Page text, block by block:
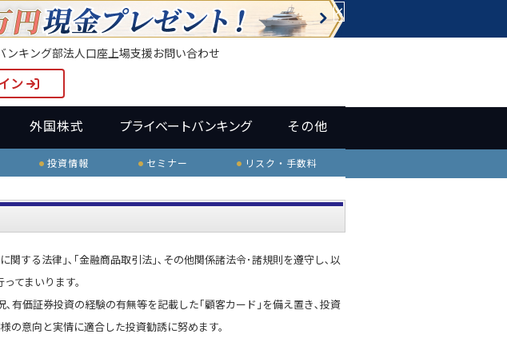
×
ンキング部法人口座上場支援お問い合わせ
ン
外国株式 プライベートバンキング その他
投資情報 セミナー リスク・手数料
関する法律｣､｢金融商品取引法｣､その他関係諸法令･諸規則を遵守し､以
てまいります。
有価証券投資の経験の有無等を記載した｢顧客カード｣を備え置き､投資
の意向と実情に適合した投資勧誘に努めます。